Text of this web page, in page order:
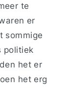
te
er
sommige
politiek
het er
het erg